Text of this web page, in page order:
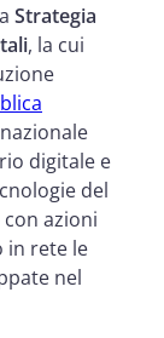
Strategia
, la cui
digitale e
del
azioni
in rete le
nel